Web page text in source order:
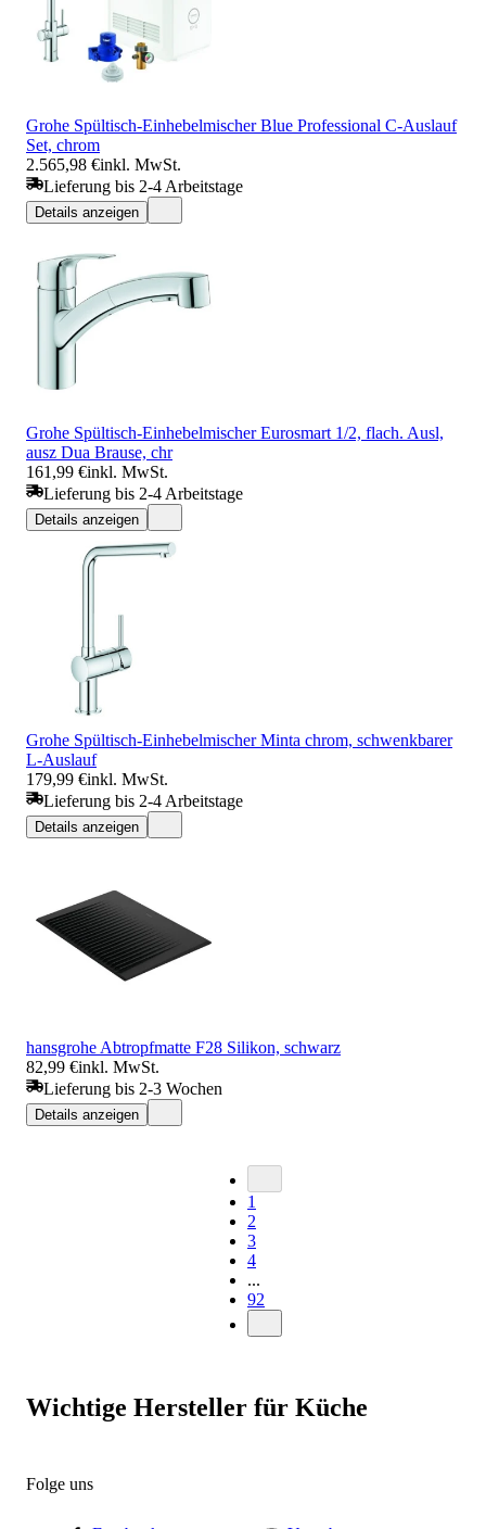
Grohe Spültisch-Einhebelmischer Blue Professional C-Auslauf
Set, chrom
2.565,98 €inkl. MwSt.
Lieferung bis 2-4 Arbeitstage
Details anzeigen
Grohe Spültisch-Einhebelmischer Eurosmart 1/2, flach. Ausl,
ausz Dua Brause, chr
161,99 €inkl. MwSt.
Lieferung bis 2-4 Arbeitstage
Details anzeigen
Grohe Spültisch-Einhebelmischer Minta chrom, schwenkbarer
L-Auslauf
179,99 €inkl. MwSt.
Lieferung bis 2-4 Arbeitstage
Details anzeigen
hansgrohe Abtropfmatte F28 Silikon, schwarz
82,99 €inkl. MwSt.
Lieferung bis 2-3 Wochen
Details anzeigen
1
2
3
4
...
92
Wichtige Hersteller für Küche
Folge uns